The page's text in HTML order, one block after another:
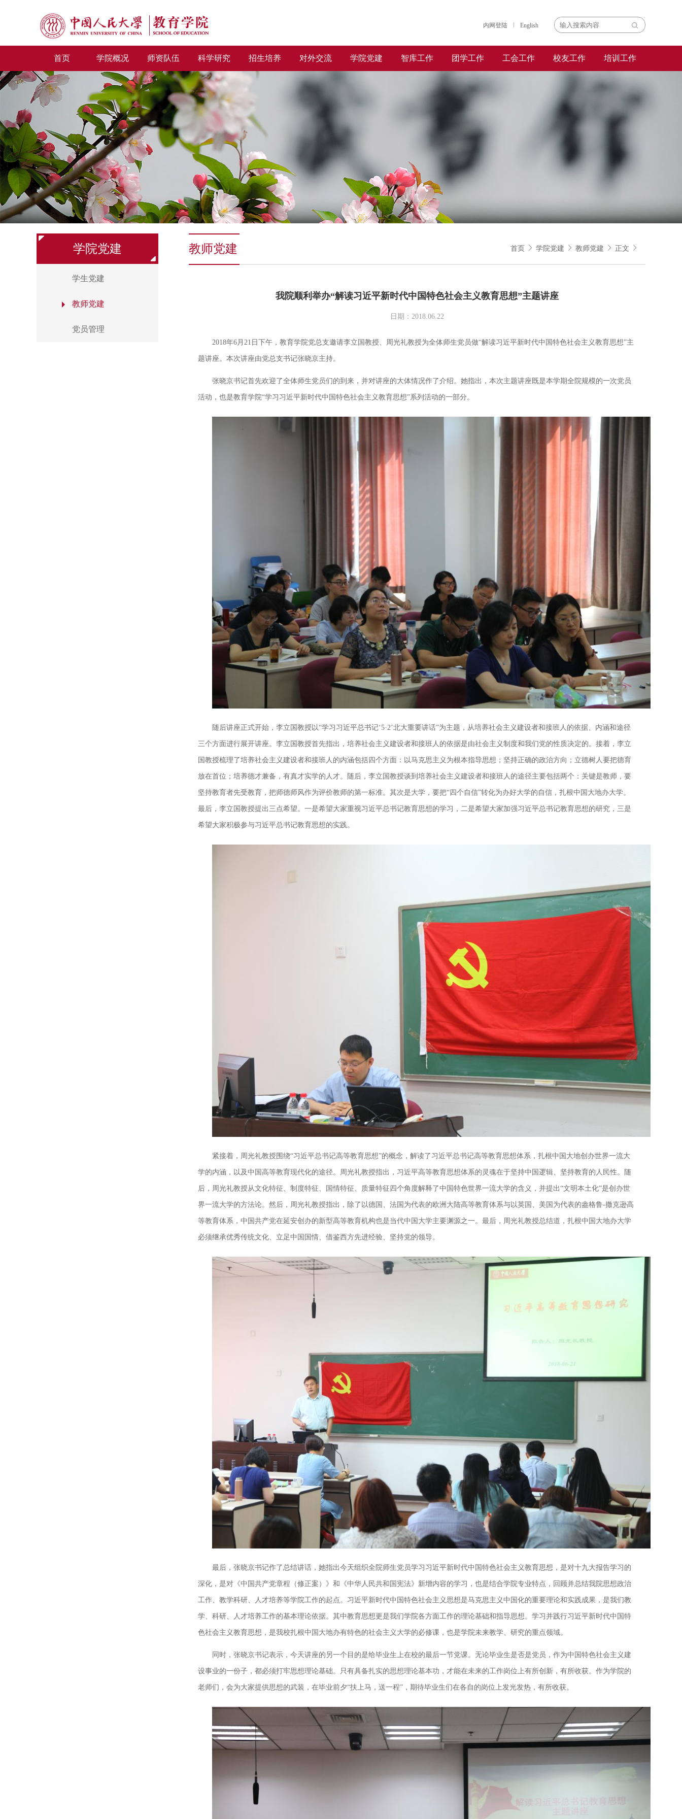
内网登陆 English
首页 学院概况 师资队伍 科学研究 招生培养 对外交流 学院党建 智库工作 团学工作 工会工作 校友工作 培训工作
学院党建
学生党建
教师党建
党员管理
教师党建 首页 学院党建 教师党建 正文
我院顺利举办“解读习近平新时代中国特色社会主义教育思想”主题讲座
日期：2018.06.22
2018年6月21日下午，教育学院党总支邀请李立国教授、周光礼教授为全体师生党员做“解读习近平新时代中国特色社会主义教育思想”主
题讲座。本次讲座由党总支书记张晓京主持。
张晓京书记首先欢迎了全体师生党员们的到来，并对讲座的大体情况作了介绍。她指出，本次主题讲座既是本学期全院规模的一次党员
活动，也是教育学院“学习习近平新时代中国特色社会主义教育思想”系列活动的一部分。
随后讲座正式开始，李立国教授以“学习习近平总书记‘5·2’北大重要讲话”为主题，从培养社会主义建设者和接班人的依据、内涵和途径
三个方面进行展开讲座。李立国教授首先指出，培养社会主义建设者和接班人的依据是由社会主义制度和我们党的性质决定的。接着，李立
国教授梳理了培养社会主义建设者和接班人的内涵包括四个方面：以马克思主义为根本指导思想；坚持正确的政治方向；立德树人要把德育
放在首位；培养德才兼备，有真才实学的人才。随后，李立国教授谈到培养社会主义建设者和接班人的途径主要包括两个：关键是教师，要
坚持教育者先受教育，把师德师风作为评价教师的第一标准。其次是大学，要把“四个自信”转化为办好大学的自信，扎根中国大地办大学。
最后，李立国教授提出三点希望。一是希望大家重视习近平总书记教育思想的学习，二是希望大家加强习近平总书记教育思想的研究，三是
希望大家积极参与习近平总书记教育思想的实践。
紧接着，周光礼教授围绕“习近平总书记高等教育思想”的概念，解读了习近平总书记高等教育思想体系，扎根中国大地创办世界一流大
学的内涵，以及中国高等教育现代化的途径。周光礼教授指出，习近平高等教育思想体系的灵魂在于坚持中国逻辑、坚持教育的人民性。随
后，周光礼教授从文化特征、制度特征、国情特征、质量特征四个角度解释了中国特色世界一流大学的含义，并提出“文明本土化”是创办世
界一流大学的方法论。然后，周光礼教授指出，除了以德国、法国为代表的欧洲大陆高等教育体系与以英国、美国为代表的盎格鲁-撒克逊高
等教育体系，中国共产党在延安创办的新型高等教育机构也是当代中国大学主要渊源之一。最后，周光礼教授总结道，扎根中国大地办大学
必须继承优秀传统文化、立足中国国情、借鉴西方先进经验、坚持党的领导。
最后，张晓京书记作了总结讲话，她指出今天组织全院师生党员学习习近平新时代中国特色社会主义教育思想，是对十九大报告学习的
深化，是对《中国共产党章程（修正案）》和《中华人民共和国宪法》新增内容的学习，也是结合学院专业特点，回顾并总结我院思想政治
工作、教学科研、人才培养等学院工作的起点。习近平新时代中国特色社会主义思想是马克思主义中国化的重要理论和实践成果，是我们教
学、科研、人才培养工作的基本理论依据。其中教育思想更是我们学院各方面工作的理论基础和指导思想。学习并践行习近平新时代中国特
色社会主义教育思想，是我校扎根中国大地办有特色的社会主义大学的必修课，也是学院未来教学、研究的重点领域。
同时，张晓京书记表示，今天讲座的另一个目的是给毕业生上在校的最后一节党课。无论毕业生是否是党员，作为中国特色社会主义建
设事业的一份子，都必须打牢思想理论基础。只有具备扎实的思想理论基本功，才能在未来的工作岗位上有所创新，有所收获。作为学院的
老师们，会为大家提供思想的武装，在毕业前夕“扶上马，送一程”，期待毕业生们在各自的岗位上发光发热，有所收获。